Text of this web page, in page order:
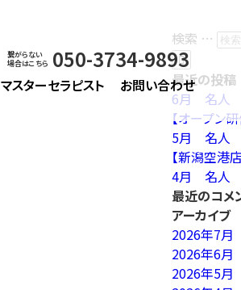
繋がらない
場合はこちら 050-3734-9893
マスターセラピスト お問い合わせ
検索 …
最近の投稿
6月 名人
【オープン
5月 名人
【新潟空港
4月 名人
最近のコメ
アーカイブ
2026年7月
2026年6月
2026年5月